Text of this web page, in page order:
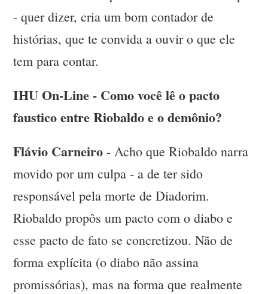
- quer dizer, cria um bom contador de
histórias, que te convida a ouvir o que ele
tem para contar.
IHU On-Line - Como você lê o pacto
faustico entre Riobaldo e o demônio?
Flávio Carneiro - Acho que Riobaldo narra
movido por um culpa - a de ter sido
responsável pela morte de Diadorim.
Riobaldo propôs um pacto com o diabo e
esse pacto de fato se concretizou. Não de
forma explícita (o diabo não assina
promissórias), mas na forma que realmente